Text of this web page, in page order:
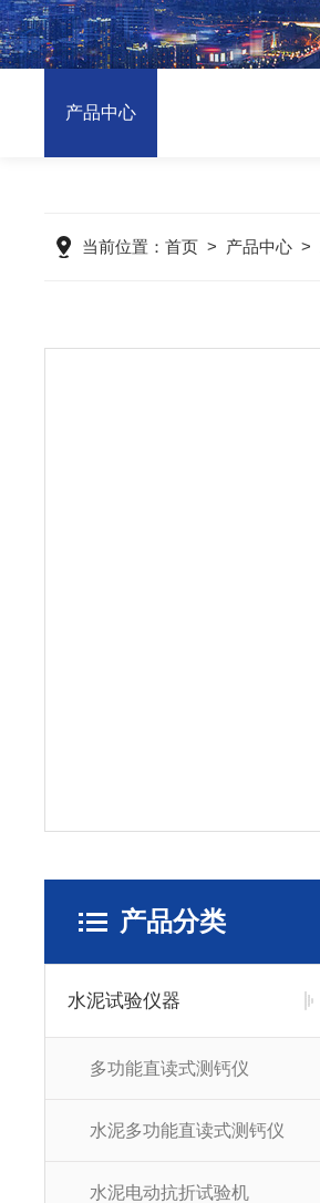
产品中心
当前位置：首页 > 产品中心 >
产品分类
水泥试验仪器
多功能直读式测钙仪
水泥多功能直读式测钙仪
水泥电动抗折试验机